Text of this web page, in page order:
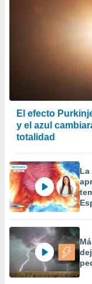
El efecto
y el azul
totalidad
La